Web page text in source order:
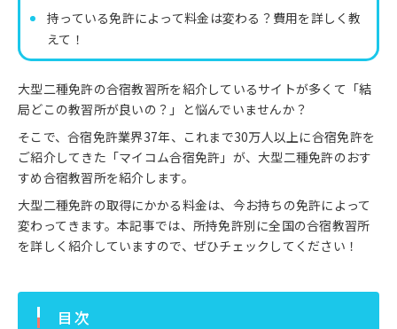
持っている免許によって料金は変わる？費用を詳しく教
えて！
大型二種免許の合宿教習所を紹介しているサイトが多くて「結
局どこの教習所が良いの？」と悩んでいませんか？
そこで、合宿免許業界37年、これまで30万人以上に合宿免許を
ご紹介してきた「マイコム合宿免許」が、大型二種免許のおす
すめ合宿教習所を紹介します。
大型二種免許の取得にかかる料金は、今お持ちの免許によって
変わってきます。本記事では、所持免許別に全国の合宿教習所
を詳しく紹介していますので、ぜひチェックしてください！
目次